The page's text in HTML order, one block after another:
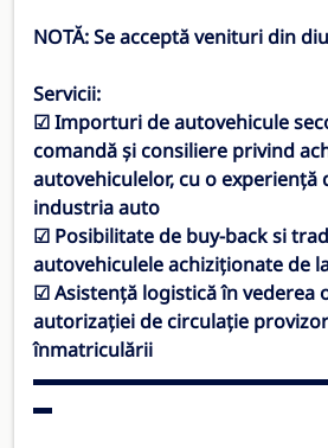
NOTĂ: Se acceptă venituri din
Servicii:
☑ Importuri de autovehicule
comandă și consiliere privind
autovehiculelor, cu o experiență
industria auto
☑ Posibilitate de buy-back si
autovehiculele achiziționate de
☑ Asistență logistică în vederea
autorizației de circulație
înmatriculării
▬